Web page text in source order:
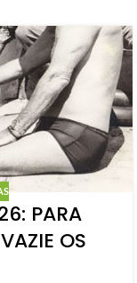
PARA
OS